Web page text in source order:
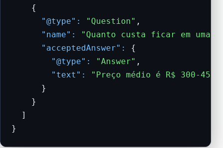
    {
"@type":
"Question" ,
"name":
"Quanto custa ficar em uma
"acceptedAnswer":
{
"@type":
"Answer" ,
"text":
"Preço médio é R$ 300-
      }
    }
  ]
}